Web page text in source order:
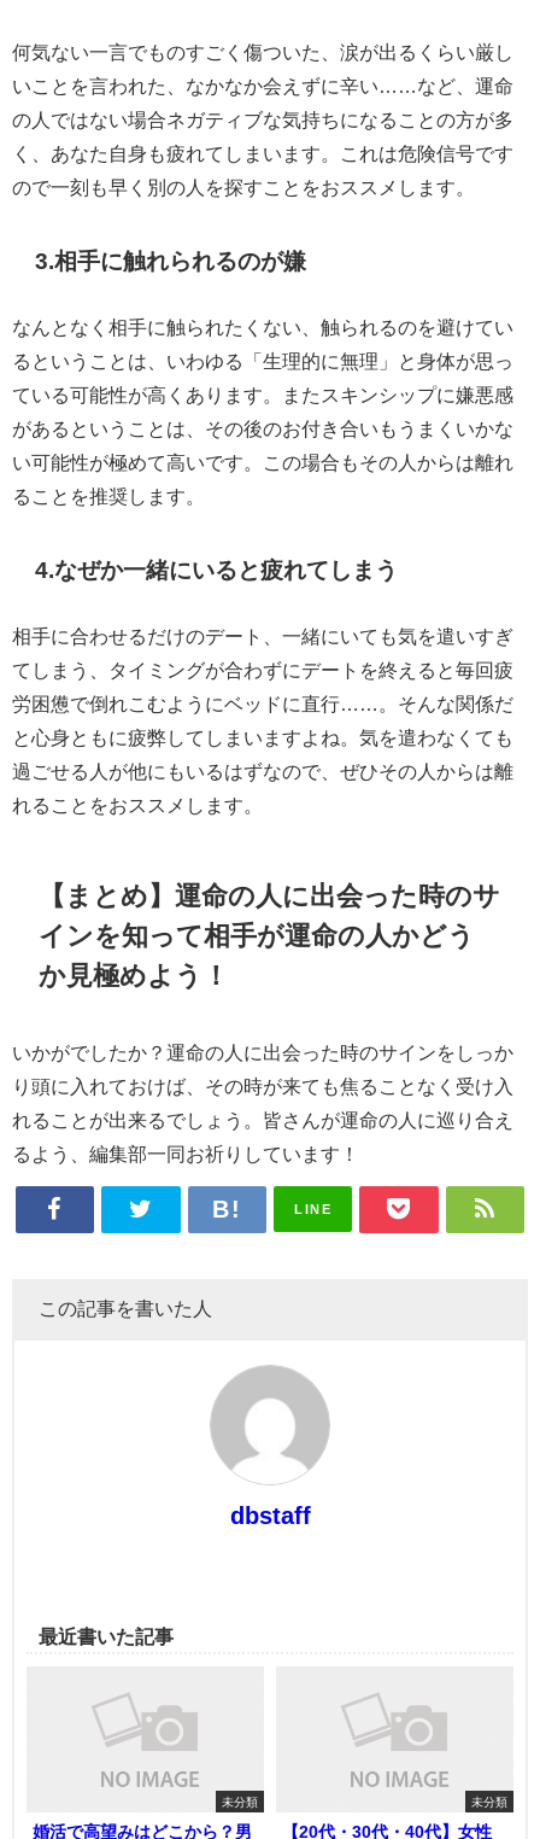
何気ない一言でものすごく傷ついた、涙が出るくらい厳し
いことを言われた、なかなか会えずに辛い……など、運命
の人ではない場合ネガティブな気持ちになることの方が多
く、あなた自身も疲れてしまいます。これは危険信号です
ので一刻も早く別の人を探すことをおススメします。
3.相手に触れられるのが嫌
なんとなく相手に触られたくない、触られるのを避けてい
るということは、いわゆる「生理的に無理」と身体が思っ
ている可能性が高くあります。またスキンシップに嫌悪感
があるということは、その後のお付き合いもうまくいかな
い可能性が極めて高いです。この場合もその人からは離れ
ることを推奨します。
4.なぜか一緒にいると疲れてしまう
相手に合わせるだけのデート、一緒にいても気を遣いすぎ
てしまう、タイミングが合わずにデートを終えると毎回疲
労困憊で倒れこむようにベッドに直行……。そんな関係だ
と心身ともに疲弊してしまいますよね。気を遣わなくても
過ごせる人が他にもいるはずなので、ぜひその人からは離
れることをおススメします。
【まとめ】運命の人に出会った時のサ
インを知って相手が運命の人かどう
か見極めよう！
いかがでしたか？運命の人に出会った時のサインをしっか
り頭に入れておけば、その時が来ても焦ることなく受け入
れることが出来るでしょう。皆さんが運命の人に巡り合え
るよう、編集部一同お祈りしています！
LINE
この記事を書いた人
dbstaff
最近書いた記事
未分類
婚活で高望みはどこから？男
未分類
【20代・30代・40代】女性